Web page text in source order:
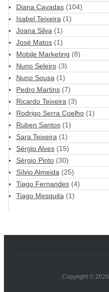
Diana Cavadas(104)
Isabel Teixeira(1)
Joana Silva(1)
José Matos(1)
Mobile Marketing (8)
Nuno Seleiro(3)
Nuno Sousa(1)
Pedro Martins(7)
Ricardo Teixeira(3)
Rodrigo Serra Coelho(1)
Ruben Santos(1)
Sara Teixeira(1)
Sérgio Alves(15)
Sérgio Pinto(30)
Sílvio Almeida(25)
Tiago Fernandes(4)
Tiago Mesquita(1)
Copyright © 2026